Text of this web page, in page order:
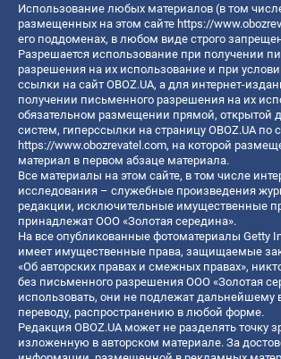
Использование любых материалов (в том
размещенных на этом сайте https://
его поддоменах, в любом виде строго
Разрешается использование при получении
разрешения на их использование и при
ссылки на сайт OBOZ.UA, а для интернет-
получении письменного разрешения на их
обязательном размещении прямой, открытой
систем, гиперссылки на страницу OBOZ.UA по
https://www.obozrevatel.com, на которой
материал в первом абзаце материала.
Все материалы на этом сайте, в том числе
исследования – служебные произведения
редакции, исключительные имущественные
принадлежат ООО «Золотая середина».
На все опубликованные фотоматериалы Getty
имеет имущественные права, защищаемые
«Об авторских правах и смежных правах»,
без письменного разрешения ООО «Золотая
использовать, они не подлежат дальнейшему
переводу, распространению в любой форме.
Редакция OBOZ.UA может не разделять точку
изложенную в авторском материале. За